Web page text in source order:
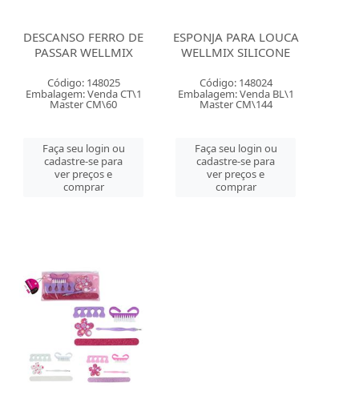
DESCANSO FERRO DE
PASSAR WELLMIX
Código: 148025
Embalagem: Venda CT\1
Master CM\60
Faça seu login ou
cadastre-se para
ver preços e
comprar
ESPONJA PARA LOUCA
WELLMIX SILICONE
Código: 148024
Embalagem: Venda BL\1
Master CM\144
Faça seu login ou
cadastre-se para
ver preços e
comprar